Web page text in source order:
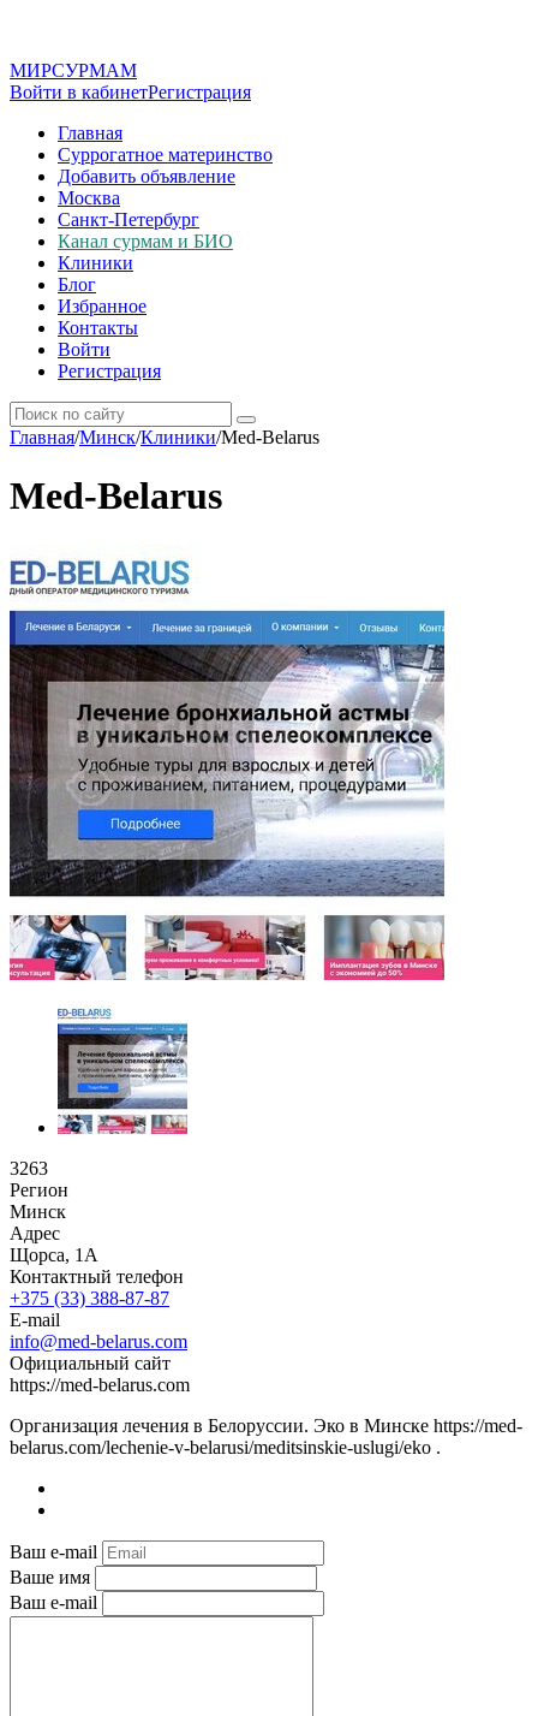
МИРСУРМАМ
Войти в кабинетРегистрация
Главная
Суррогатное материнство
Добавить объявление
Москва
Санкт-Петербург
Канал сурмам и БИО
Клиники
Блог
Избранное
Контакты
Войти
Регистрация
Главная/Минск/Клиники/Med-Belarus
Med-Belarus
3263
Регион
Минск
Адрес
Щорса, 1А
Контактный телефон
+375 (33) 388-87-87
E-mail
info@med-belarus.com
Официальный сайт
https://med-belarus.com
Организация лечения в Белоруссии. Эко в Минске https://med-
belarus.com/lechenie-v-belarusi/meditsinskie-uslugi/eko .
Ваш e-mail
Ваше имя
Ваш e-mail